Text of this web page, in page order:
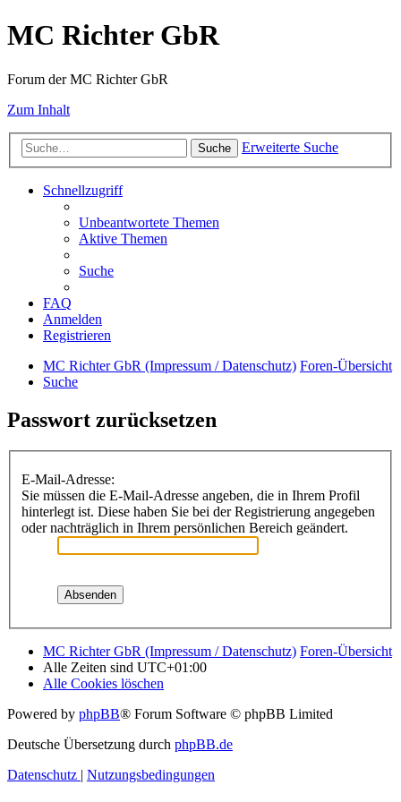
MC Richter GbR
Forum der MC Richter GbR
Zum Inhalt
Suche Erweiterte Suche
Schnellzugriff
Unbeantwortete Themen
Aktive Themen
Suche
FAQ
Anmelden
Registrieren
MC Richter GbR (Impressum / Datenschutz) Foren-Übersicht
Suche
Passwort zurücksetzen
E-Mail-Adresse:
Sie müssen die E-Mail-Adresse angeben, die in Ihrem Profil
hinterlegt ist. Diese haben Sie bei der Registrierung angegeben
oder nachträglich in Ihrem persönlichen Bereich geändert.
MC Richter GbR (Impressum / Datenschutz) Foren-Übersicht
Alle Zeiten sind UTC+01:00
Alle Cookies löschen
Powered by phpBB® Forum Software © phpBB Limited
Deutsche Übersetzung durch phpBB.de
Datenschutz | Nutzungsbedingungen